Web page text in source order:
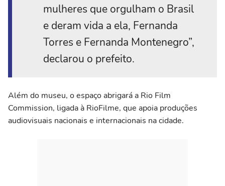
mulheres que orgulham o Brasil
e deram vida a ela, Fernanda
Torres e Fernanda Montenegro”,
declarou o prefeito.
Além do museu, o espaço abrigará a Rio Film
Commission, ligada à RioFilme, que apoia produções
audiovisuais nacionais e internacionais na cidade.